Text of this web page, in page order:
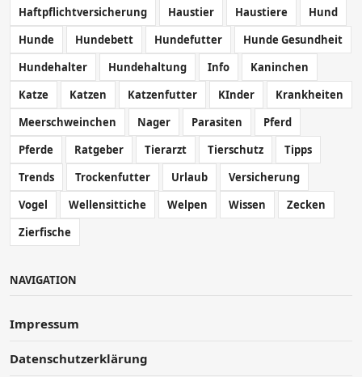
Haftpflichtversicherung
Haustier Haustiere
Hund
Hunde
Hundebett Hundefutter
Hunde Gesundheit
Hundehalter
Hundehaltung Info
Kaninchen
Katze
Katzen Katzenfutter KInder
Krankheiten
Meerschweinchen
Nager Parasiten
Pferd
Pferde
Ratgeber Tierarzt Tierschutz
Tipps
Trends
Trockenfutter Urlaub
Versicherung
Vogel
Wellensittiche Welpen Wissen
Zecken
Zierfische
NAVIGATION
Impressum
Datenschutzerklärung